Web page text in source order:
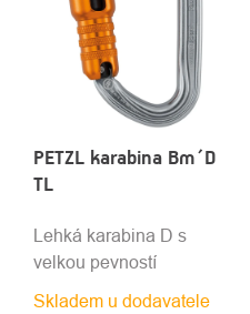
PETZL karabina Bm´D
TL
Skladem u dodavatele
Lehká karabina D s
velkou pevností